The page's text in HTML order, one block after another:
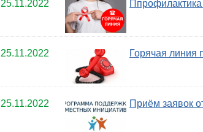
25.11.2022
25.11.2022 Горячая линия
25.11.2022 Приём заявок